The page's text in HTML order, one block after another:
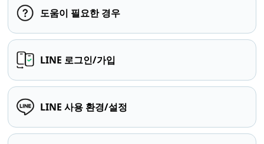
도움이 필요한 경우
LINE 로그인/가입
LINE 사용 환경/설정